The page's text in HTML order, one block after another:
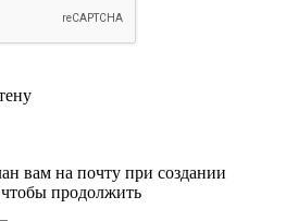
вам на почту при создании
продолжить